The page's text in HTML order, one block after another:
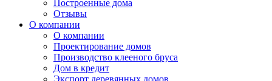
Построенные дома
Отзывы
О компании
О компании
Проектирование домов
Производство клееного бруса
Дом в кредит
Экспорт деревянных домов